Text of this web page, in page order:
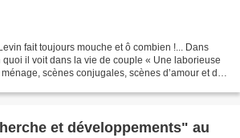
fait toujours mouche et ô combien !... Dans
il voit dans la vie de couple « Une laborieuse
scènes conjugales, scènes d’amour et de
et développements" au